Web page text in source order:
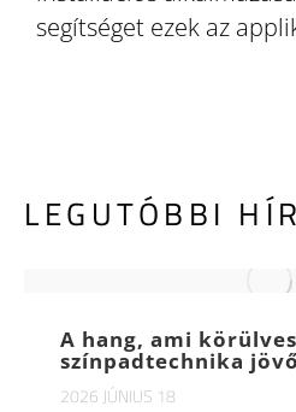
segítséget ezek az
LEGUTÓBBI
A hang, ami
színpadtechnika
2026 JÚNIUS 18